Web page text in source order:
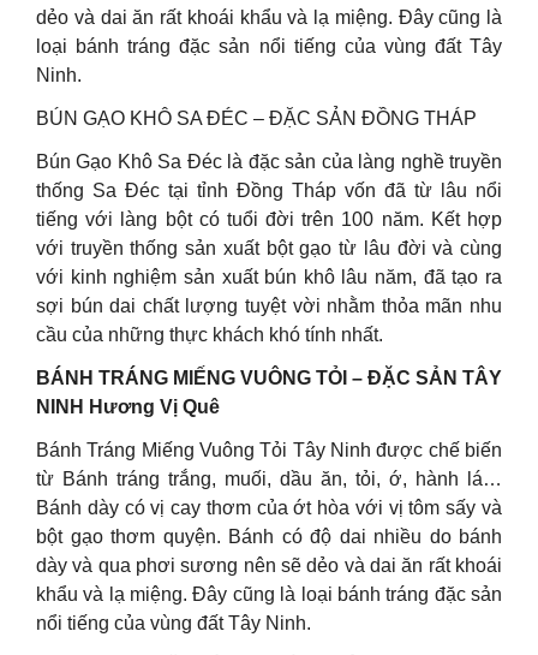
dẻo và dai ăn rất khoái khẩu và lạ miệng. Đây cũng là
loại bánh tráng đặc sản nổi tiếng của vùng đất Tây
Ninh.
BÚN GẠO KHÔ SA ĐÉC – ĐẶC SẢN ĐỒNG THÁP
Bún Gạo Khô Sa Đéc là đặc sản của làng nghề truyền
thống Sa Đéc tại tỉnh Đồng Tháp vốn đã từ lâu nổi
tiếng với làng bột có tuổi đời trên 100 năm. Kết hợp
với truyền thống sản xuất bột gạo từ lâu đời và cùng
với kinh nghiệm sản xuất bún khô lâu năm, đã tạo ra
sợi bún dai chất lượng tuyệt vời nhằm thỏa mãn nhu
cầu của những thực khách khó tính nhất.
BÁNH TRÁNG MIẾNG VUÔNG TỎI – ĐẶC SẢN TÂY
NINH Hương Vị Quê
Bánh Tráng Miếng Vuông Tỏi Tây Ninh được chế biến
từ Bánh tráng trắng, muối, dầu ăn, tỏi, ớ, hành lá…
Bánh dày có vị cay thơm của ớt hòa với vị tôm sấy và
bột gạo thơm quyện. Bánh có độ dai nhiều do bánh
dày và qua phơi sương nên sẽ dẻo và dai ăn rất khoái
khẩu và lạ miệng. Đây cũng là loại bánh tráng đặc sản
nổi tiếng của vùng đất Tây Ninh.